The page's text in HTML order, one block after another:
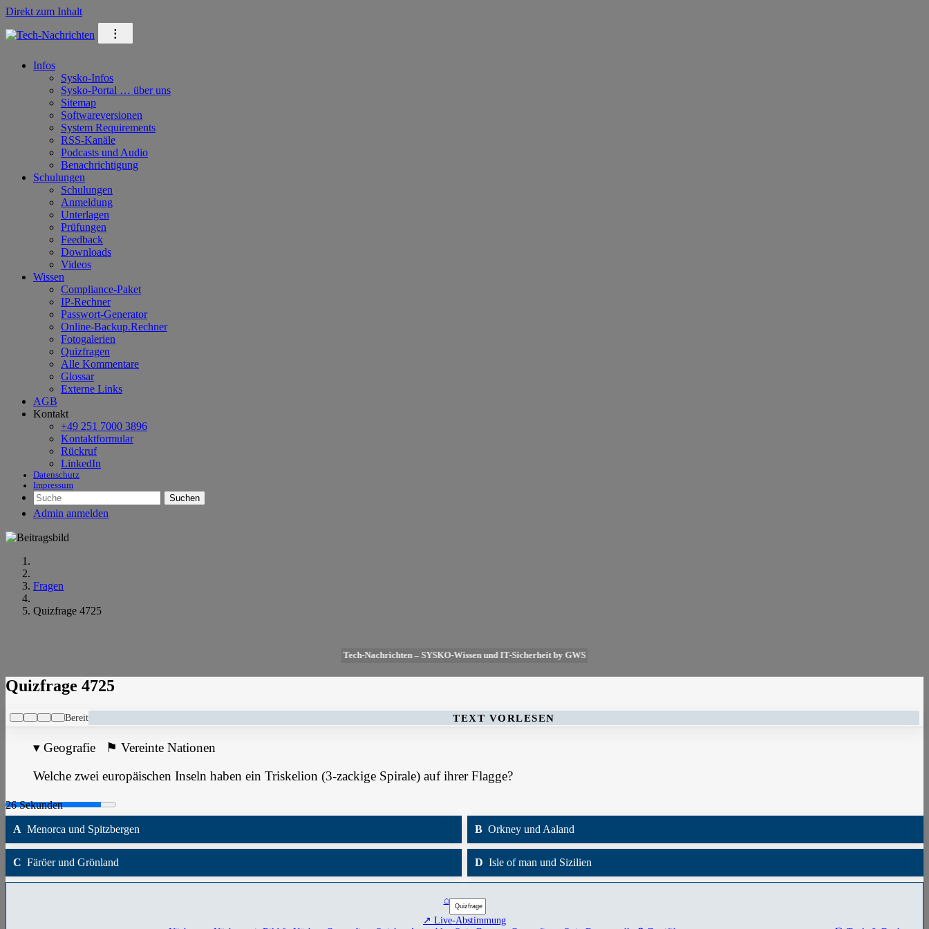
Direkt zum Inhalt
⁝
Infos
Sysko-Infos
Sysko-Portal … über uns
Sitemap
Softwareversionen
System Requirements
RSS-Kanäle
Podcasts und Audio
Benachrichtigung
Schulungen
Schulungen
Anmeldung
Unterlagen
Prüfungen
Feedback
Downloads
Videos
Wissen
Compliance-Paket
IP-Rechner
Passwort-Generator
Online-Backup.Rechner
Fotogalerien
Quizfragen
Alle Kommentare
Glossar
Externe Links
AGB
Kontakt
+49 251 7000 3896
Kontaktformular
Rückruf
LinkedIn
Datenschutz
Impressum
Suchen
Admin anmelden
Fragen
Quizfrage 4725
Tech-Nachrichten – SYSKO-Wissen und IT-Sicherheit by GWS
Quizfrage 4725
Bereit TEXT VORLESEN
▾ Geografie ⚑ Vereinte Nationen
Welche zwei europäischen Inseln haben ein Triskelion (3-zackige Spirale) auf ihrer Flagge?
A Menorca und Spitzbergen B Orkney und Aaland
C Färöer und Grönland D Isle of man und Sizilien
⌂
↗ Live-Abstimmung